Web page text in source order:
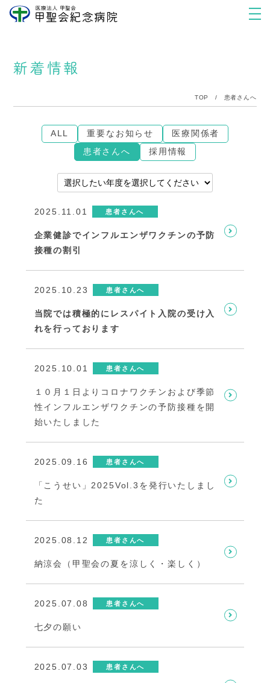
新着情報
TOP / 患者さんへ
ALL 重要なお知らせ
医療関係者
患者さんへ
採用情報
2025.11.01 患者さんへ
企業健診でインフルエンザワクチンの予防
接種の割引
2025.10.23 患者さんへ
当院では積極的にレスパイト入院の受け入
れを行っております
2025.10.01 患者さんへ
１０月１日よりコロナワクチンおよび季節
性インフルエンザワクチンの予防接種を開
始いたしました
2025.09.16 患者さんへ
「こうせい」2025Vol.3を発行いたしまし
た
2025.08.12 患者さんへ
納涼会（甲聖会の夏を涼しく・楽しく）
2025.07.08 患者さんへ
七夕の願い
2025.07.03 患者さんへ